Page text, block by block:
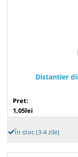
Distantier
Pret:
1,05lei
În stoc (3-4 zile)